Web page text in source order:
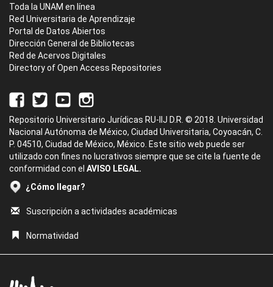
Toda la UNAM en línea
Red Universitaria de Aprendizaje
Portal de Datos Abiertos
Dirección General de Bibliotecas
Red de Acervos Digitales
Directory of Open Access Repositories
Repositorio Universitario Jurídicas RU-IIJ D.R. © 2018. Universidad
Nacional Autónoma de México, Ciudad Universitaria, Coyoacán, C.
P. 04510, Ciudad de México, México. Este sitio web puede ser
utilizado con fines no lucrativos siempre que se cite la fuente de
conformidad con el AVISO LEGAL.
¿Cómo llegar?
Suscripción a actividades académicas
Normatividad